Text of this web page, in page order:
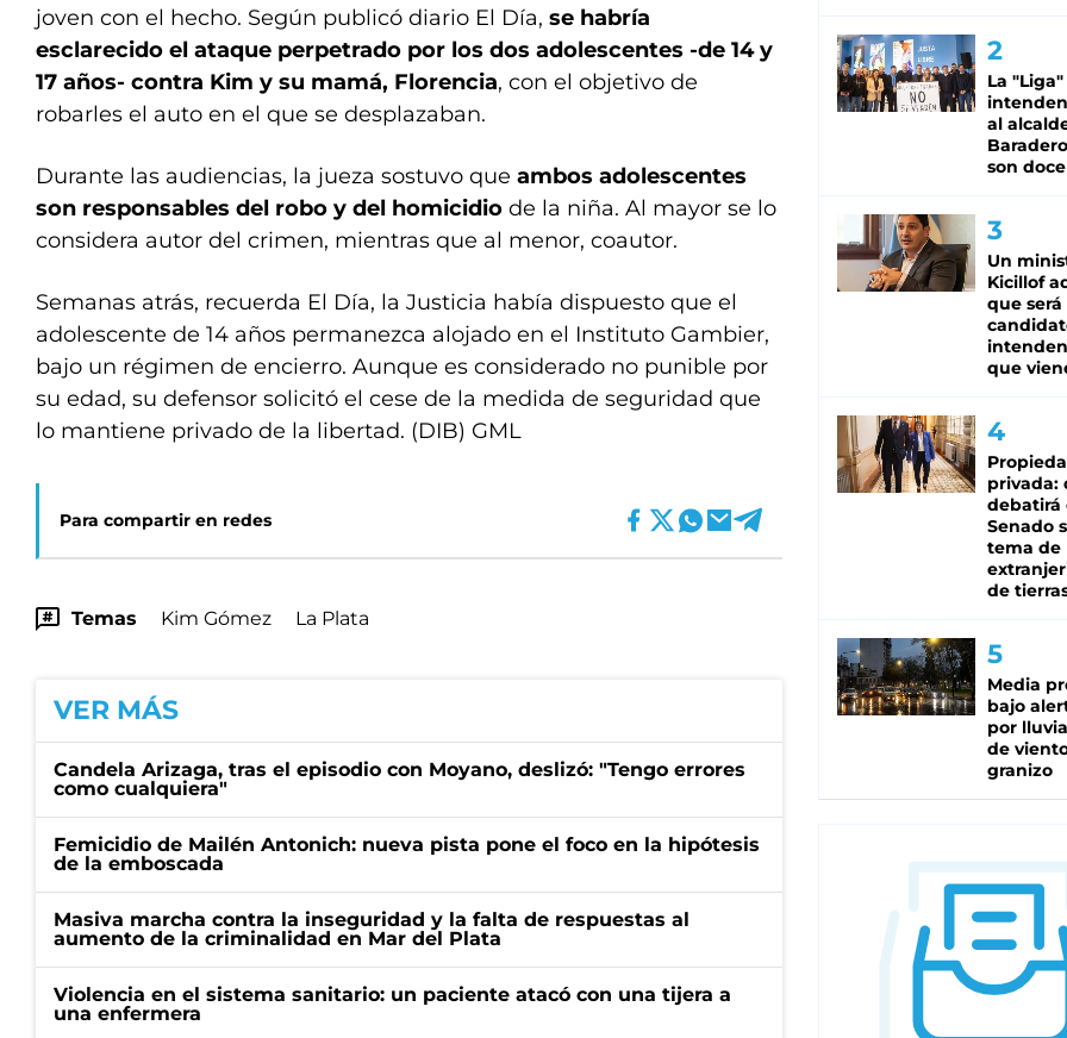
joven con el hecho. Según publicó diario El Día, se habría
esclarecido el ataque perpetrado por los dos adolescentes -de 14 y
17 años- contra Kim y su mamá, Florencia, con el objetivo de
robarles el auto en el que se desplazaban.
Durante las audiencias, la jueza sostuvo que ambos adolescentes
son responsables del robo y del homicidio de la niña. Al mayor se lo
considera autor del crimen, mientras que al menor, coautor.
Semanas atrás, recuerda El Día, la Justicia había dispuesto que el
adolescente de 14 años permanezca alojado en el Instituto Gambier,
bajo un régimen de encierro. Aunque es considerado no punible por
su edad, su defensor solicitó el cese de la medida de seguridad que
lo mantiene privado de la libertad. (DIB) GML
Para compartir en redes
Temas Kim Gómez La Plata
VER MÁS
Candela Arizaga, tras el episodio con Moyano, deslizó: "Tengo errores
como cualquiera"
Femicidio de Mailén Antonich: nueva pista pone el foco en la hipótesis
de la emboscada
Masiva marcha contra la inseguridad y la falta de respuestas al
aumento de la criminalidad en Mar del Plata
Violencia en el sistema sanitario: un paciente atacó con una tijera a
una enfermera
La
al
son doce
Un
Kicillof
que será
que
privada:
debatirá
Senado
tema de
de
Media
bajo
por
de
granizo